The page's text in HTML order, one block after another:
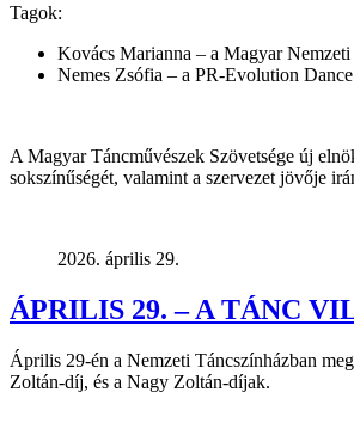
Tagok:
Kovács Marianna – a Magyar
Nemes Zsófia – a PR-Evolution
A Magyar Táncművészek Szövetsége új
sokszínűségét, valamint a szervezet jövője
2026. április 29.
ÁPRILIS 29. – A TÁNC
Április 29-én a Nemzeti Táncszínházban
Zoltán-díj, és a Nagy Zoltán-díjak.